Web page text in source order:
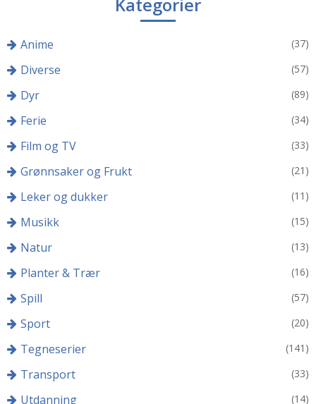
Anime (37)
Diverse (57)
Dyr (89)
Ferie (34)
Film og TV (33)
Grønnsaker og Frukt (21)
Leker og dukker (11)
Musikk (15)
Natur (13)
Planter & Trær (16)
Spill (57)
Sport (20)
Tegneserier (141)
Transport (33)
Utdanning (14)